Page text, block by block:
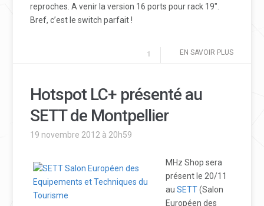
reproches. A venir la version 16 ports pour rack 19″.
Bref, c’est le switch parfait !
EN SAVOIR PLUS
1
Hotspot LC+ présenté au
SETT de Montpellier
19 novembre 2012 à 20h59
MHz Shop sera
présent le 20/11
auSETT(Salon
Européen des